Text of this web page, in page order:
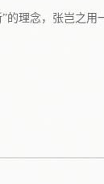
的理念，张岂之